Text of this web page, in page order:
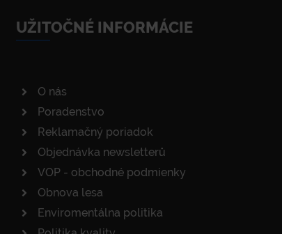
UŽITOČNÉ INFORMÁCIE
O nás
Poradenstvo
Reklamačný poriadok
Objednávka newsletterů
VOP - obchodné podmienky
Obnova lesa
Enviromentálna politika